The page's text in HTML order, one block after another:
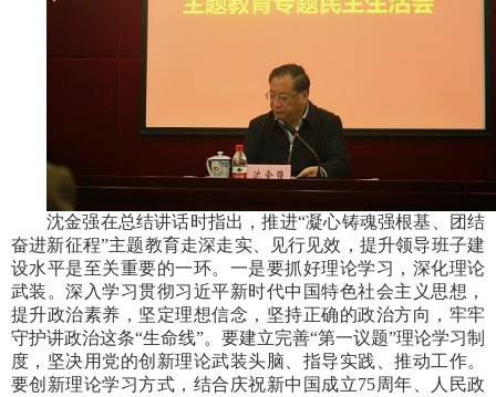
沈金强在总结讲话时指出，推进“凝心铸魂强根基、团结
奋进新征程”主题教育走深走实、见行见效，提升领导班子建
设水平是至关重要的一环。一是要抓好理论学习，深化理论
武装。深入学习贯彻习近平新时代中国特色社会主义思想，
提升政治素养，坚定理想信念，坚持正确的政治方向，牢牢
守护讲政治这条“生命线”。要建立完善“第一议题”理论学习制
度，坚决用党的创新理论武装头脑、指导实践、推动工作。
要创新理论学习方式，结合庆祝新中国成立75周年、人民政